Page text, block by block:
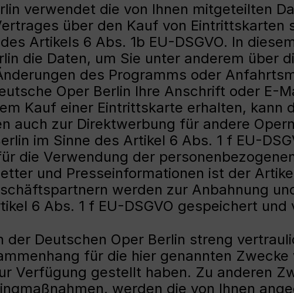
verwendet die von Ihnen mitgeteilten
über den Kauf von Eintrittskarten
Artikels 6 Abs. 1b EU-DSGVO. In
die Daten, um Sie unter anderem über
des Programms oder
Oper Berlin Ihre Anschrift oder E-
Kauf einer Eintrittskarte erhalten, kann
auch zur Direktwerbung für andere
im Sinne des Artikel 6 Abs. 1 f EU-
die Verwendung der
und Presseinformationen ist der
werden zur Anbahnung
6 Abs. 1 f EU-DSGVO gespeichert und
der Deutschen Oper Berlin streng
für die hier genannten
Verfügung gestellt haben. Zu anderen
werden die von Ihnen